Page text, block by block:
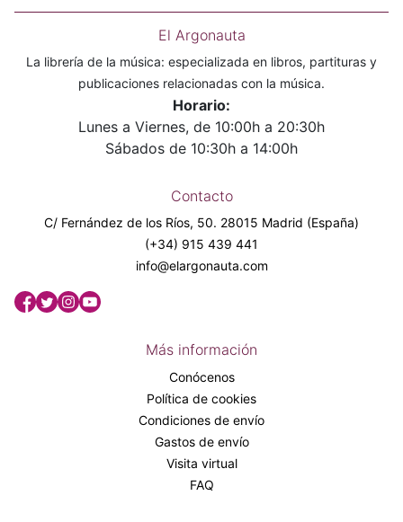
El Argonauta
La librería de la música: especializada en libros, partituras y
publicaciones relacionadas con la música.
Horario:
Lunes a Viernes, de 10:00h a 20:30h
Sábados de 10:30h a 14:00h
Contacto
C/ Fernández de los Ríos, 50. 28015 Madrid (España)
(+34) 915 439 441
info@elargonauta.com
Más información
Conócenos
Política de cookies
Condiciones de envío
Gastos de envío
Visita virtual
FAQ